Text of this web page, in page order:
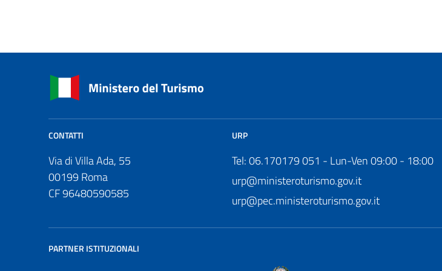
CONTATTI
Via di Villa Ada, 55
00199 Roma
CF 96480590585
URP
Tel: 06.170179 051 - Lun-Ven 09:00 - 18:00
urp@ministeroturismo.gov.it
urp@pec.ministeroturismo.gov.it
PARTNER ISTITUZIONALI